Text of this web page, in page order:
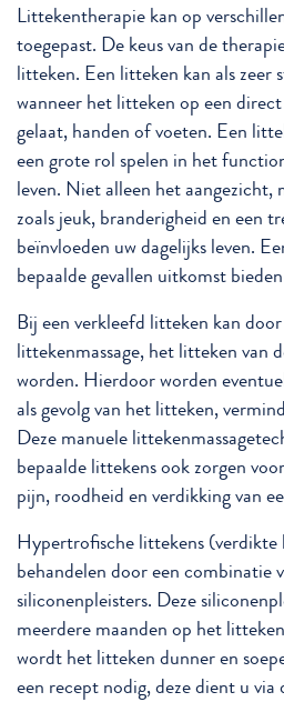
Littekentherapie kan op
toegepast. De keus van de
litteken. Een litteken kan als zeer
wanneer het litteken op een
gelaat, handen of voeten. Een
een grote rol spelen in het
leven. Niet alleen het aangezicht,
zoals jeuk, branderigheid en een
beïnvloeden uw dagelijks leven.
bepaalde gevallen uitkomst
Bij een verkleefd litteken kan
littekenmassage, het litteken van
worden. Hierdoor worden
als gevolg van het litteken,
Deze manuele
bepaalde littekens ook zorgen
pijn, roodheid en verdikking van
Hypertrofische littekens
behandelen door een combinatie
siliconenpleisters. Deze
meerdere maanden op het
wordt het litteken dunner en
een recept nodig, deze dient u via